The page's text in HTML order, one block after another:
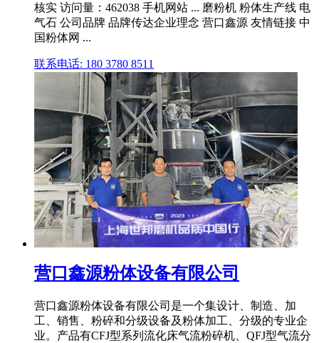
核实 访问量：462038 手机网站 ... 磨粉机 粉体生产线 电
气石 公司品牌 品牌传达企业理念 营口鑫源 友情链接 中
国粉体网 ...
联系电话: 180 3780 8511
营口鑫源粉体设备有限公司
营口鑫源粉体设备有限公司是一个集设计、制造、加
工、销售、粉碎和分级设备及粉体加工、分级的专业企
业。产品有CFJ型系列流化床气流粉碎机、QFJ型气流分